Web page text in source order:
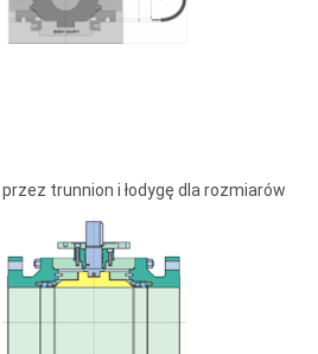
trunnion i łodygę dla rozmiarów